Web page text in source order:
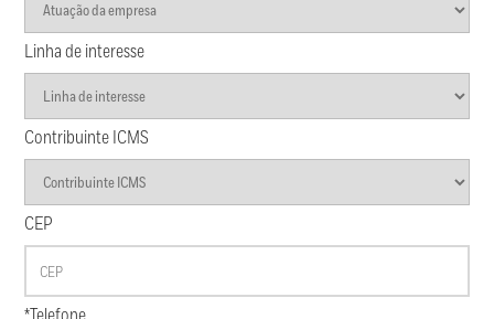
Linha de interesse
Contribuinte ICMS
CEP